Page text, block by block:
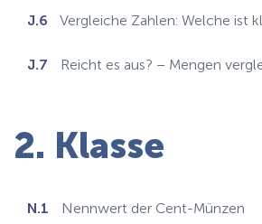
J.6 Vergleiche Zahlen: Welche ist
J.7 Reicht es aus? – Mengen
2. Klasse
N.1 Nennwert der Cent-Münzen